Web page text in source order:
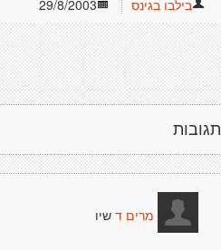
29/8/2003 בילבו בגינס
תגובות
מרים ד שיו